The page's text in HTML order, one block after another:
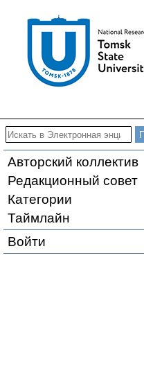
Авторский коллектив
Редакционный совет
Категории
Таймлайн
Войти